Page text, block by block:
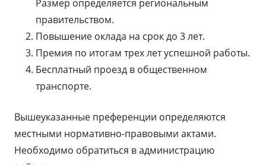
Размер определяется региональным
правительством.
Повышение оклада на срок до 3 лет.
Премия по итогам трех лет успешной работы.
Бесплатный проезд в общественном
транспорте.
Вышеуказанные преференции определяются
местными нормативно-правовыми актами.
Необходимо обратиться в администрацию